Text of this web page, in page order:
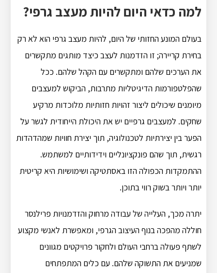
למה כדאי היום להיות מעצב גרפי?
בעולם המונע החזותי של היום, להיות מעצב גרפי הוא לא רק
בחירת קריירה; זו הזדמנות לעצב כיצד מותגים מתקשרים
את הערכים שלהם ומתקשרים עם הקהל שלהם. ככל
שהפלטפורמות הדיגיטליות מתרבות, הביקוש למעצבים
מיומנים שיכולים ליצור זהויות חזותיות מלוכדות מרקיע
שחקים. למעצבים גרפיים יש את היכולת הייחודית לגשר על
הפער בין יצירתיות לטכנולוגיה, תוך יצירת חוויות שמהדהדות
רגשית, תוך שהם פונקציונליים וידידותיים למשתמש.
ההתמקדות הכפולה הזו באסתטיקה ושימושיות היא קריטית
יותר ויותר בשוק רווי בתוכן.
יתרה מכך, העלייה של עבודה מרחוק והזדמנויות פרילנסר
חוללה מהפכה בנוף העיצוב הגרפי, ומאפשרת לאנשי מקצוע
לשתף פעולה ברחבי העולם ולחקור פרויקטים מגוונים
שמניעים את התשוקה שלהם. עם כלים המתפתחים